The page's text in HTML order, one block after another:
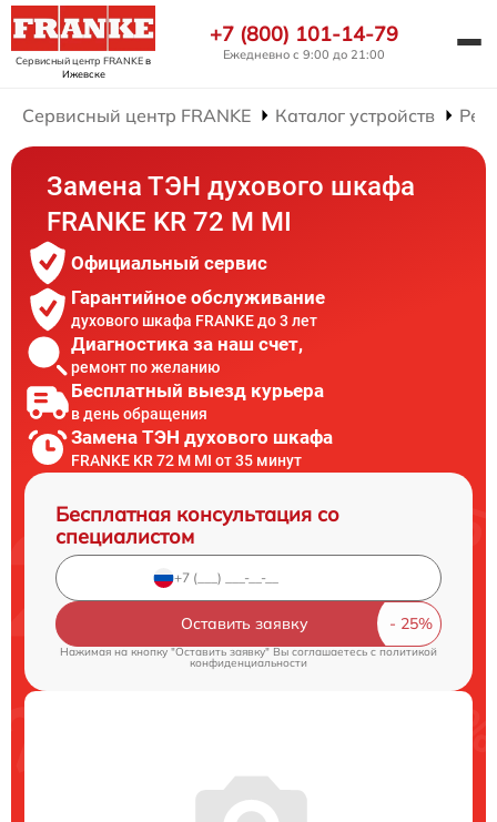
Сервисный центр FRANKEв
Ижевске
+7 (800) 101-14-79
Ежедневно с 9:00 до 21:00
Сервисный центр FRANKE Каталог устройств
Замена ТЭН духового шкафа
FRANKE KR 72 M MI
Официальный сервис
Гарантийное обслуживание
духового шкафа FRANKE до 3 лет
Диагностика за наш счет,
ремонт по желанию
Бесплатный выезд курьера
в день обращения
Замена ТЭН духового шкафа
FRANKE KR 72 M MI от 35 минут
Бесплатная консультация со
специалистом
Оставить заявку
Нажимая на кнопку "Оставить заявку" Вы соглашаетесь cполитикой
конфиденциальности